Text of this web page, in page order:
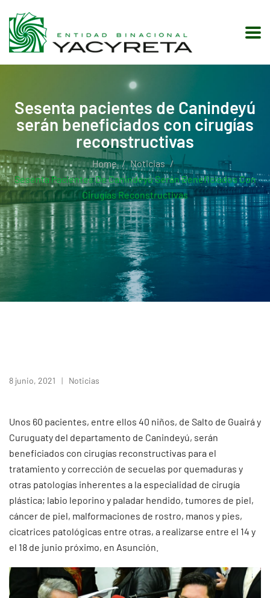
Sesenta pacientes de Canindeyú
serán beneficiados con cirugías
reconstructivas
Home
Noticias
Sesenta Pacientes De Canindeyú Serán Beneficiados Con
Cirugías Reconstructivas
8 junio, 2021 Noticias
Unos 60 pacientes, entre ellos 40 niños, de Salto de Guairá y
Curuguaty del departamento de Canindeyú, serán
beneficiados con cirugías reconstructivas para el
tratamiento y corrección de secuelas por quemaduras y
otras patologías inherentes a la especialidad de cirugía
plástica; labio leporino y paladar hendido, tumores de piel,
cáncer de piel, malformaciones de rostro, manos y pies,
cicatrices patológicas entre otras, a realizarse entre el 14 y
el 18 de junio próximo, en Asunción.